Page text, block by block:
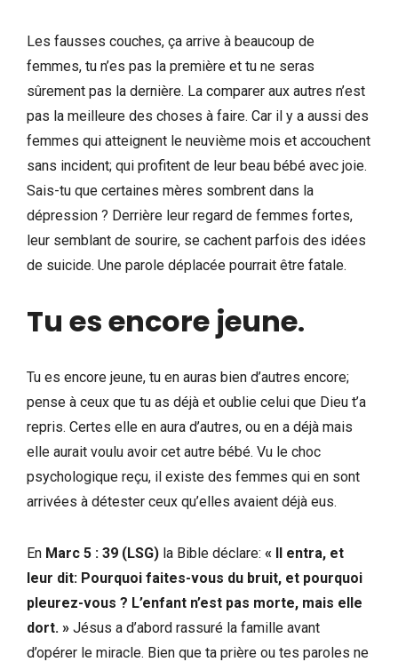
Les fausses couches, ça arrive à beaucoup de
femmes, tu n’es pas la première et tu ne seras
sûrement pas la dernière. La comparer aux autres n’est
pas la meilleure des choses à faire. Car il y a aussi des
femmes qui atteignent le neuvième mois et accouchent
sans incident; qui profitent de leur beau bébé avec joie.
Sais-tu que certaines mères sombrent dans la
dépression ? Derrière leur regard de femmes fortes,
leur semblant de sourire, se cachent parfois des idées
de suicide. Une parole déplacée pourrait être fatale.
Tu es encore jeune.
Tu es encore jeune, tu en auras bien d’autres encore;
pense à ceux que tu as déjà et oublie celui que Dieu t’a
repris. Certes elle en aura d’autres, ou en a déjà mais
elle aurait voulu avoir cet autre bébé. Vu le choc
psychologique reçu, il existe des femmes qui en sont
arrivées à détester ceux qu’elles avaient déjà eus.
En Marc 5 : 39 (LSG) la Bible déclare: « Il entra, et
leur dit: Pourquoi faites-vous du bruit, et pourquoi
pleurez-vous ? L’enfant n’est pas morte, mais elle
dort. » Jésus a d’abord rassuré la famille avant
d’opérer le miracle. Bien que ta prière ou tes paroles ne